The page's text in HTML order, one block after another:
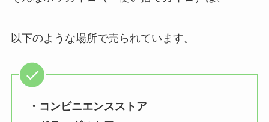
以下のような場所で売られています。
・コンビニエンスストア